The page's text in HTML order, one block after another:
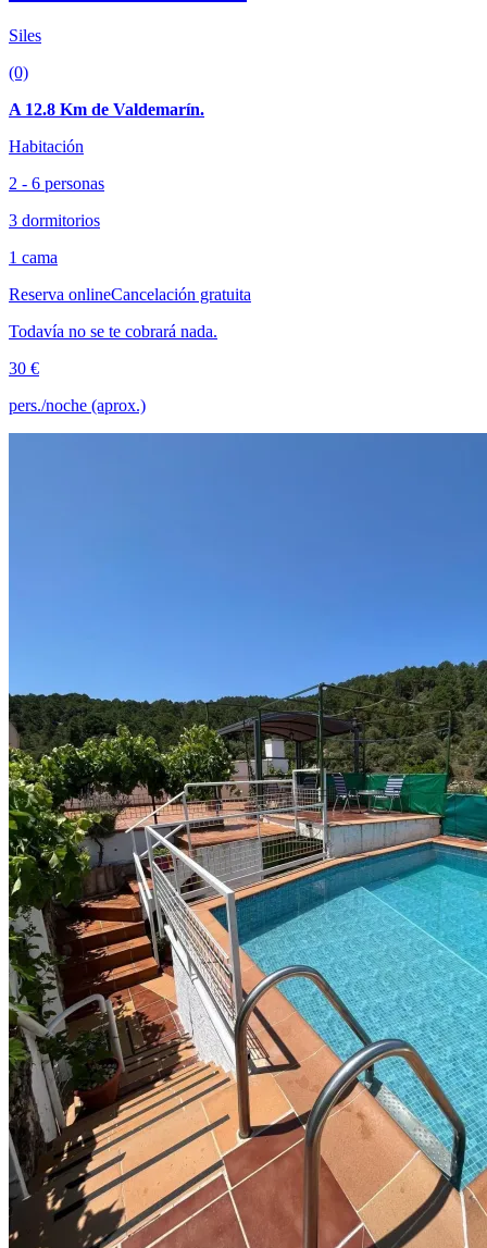
Siles
(0)
A 12.8 Km de Valdemarín.
Habitación
2 - 6 personas
3 dormitorios
1 cama
Reserva onlineCancelación gratuita
Todavía no se te cobrará nada.
30 €
pers./noche (aprox.)